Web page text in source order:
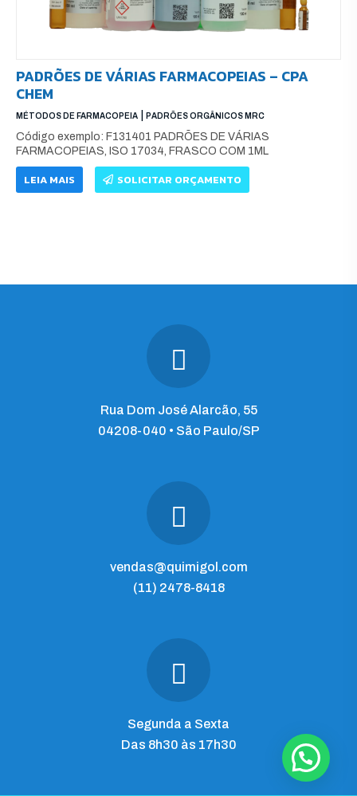
PADRÕES DE VÁRIAS FARMACOPEIAS – CPA
CHEM
MÉTODOS DE FARMACOPEIA PADRÕES ORGÂNICOS MRC
Código exemplo: F131401 PADRÕES DE VÁRIAS
FARMACOPEIAS, ISO 17034, FRASCO COM 1ML
LEIA MAIS SOLICITAR ORÇAMENTO
Rua Dom José Alarcão, 55
04208-040 • São Paulo/SP
vendas@quimigol.com
(11) 2478-8418
Segunda a Sexta
Das 8h30 às 17h30